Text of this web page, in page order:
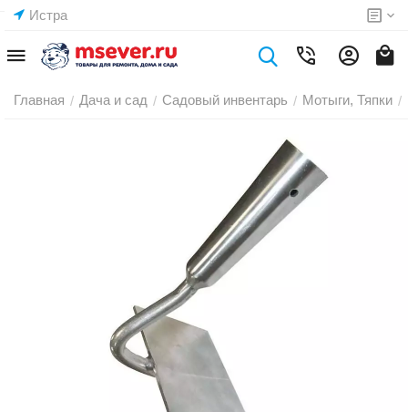
Истра
Главная / Дача и сад / Садовый инвентарь / Мотыги, Тяпки /